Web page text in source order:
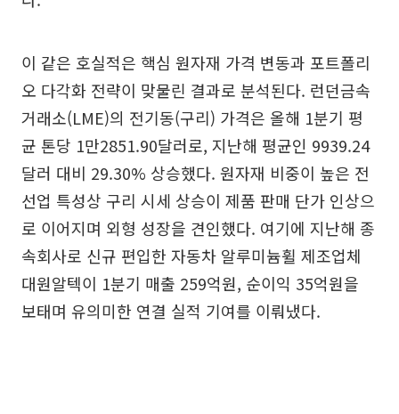
이 같은 호실적은 핵심 원자재 가격 변동과 포트폴리
오 다각화 전략이 맞물린 결과로 분석된다. 런던금속
거래소(LME)의 전기동(구리) 가격은 올해 1분기 평
균 톤당 1만2851.90달러로, 지난해 평균인 9939.24
달러 대비 29.30% 상승했다. 원자재 비중이 높은 전
선업 특성상 구리 시세 상승이 제품 판매 단가 인상으
로 이어지며 외형 성장을 견인했다. 여기에 지난해 종
속회사로 신규 편입한 자동차 알루미늄휠 제조업체
대원알텍이 1분기 매출 259억원, 순이익 35억원을
보태며 유의미한 연결 실적 기여를 이뤄냈다.